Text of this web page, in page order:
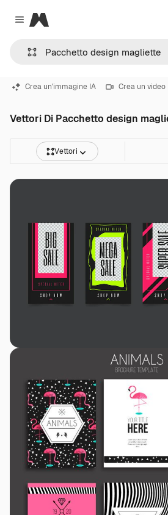
Close menu
Magnific
Crea un'immagine IA Crea un video
Vettori Di Pacchetto design
Vettori